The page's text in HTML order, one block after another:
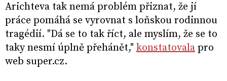
Arichteva tak nemá problém přiznat, že jí
práce pomáhá se vyrovnat s loňskou rodinnou
tragédií. "Dá se to tak říct, ale myslím, že se to
taky nesmí úplně přehánět," konstatovala pro
web super.cz.